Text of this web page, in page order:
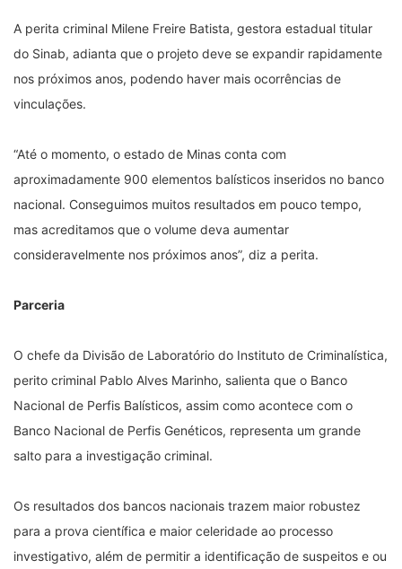
A perita criminal Milene Freire Batista, gestora estadual titular
do Sinab, adianta que o projeto deve se expandir rapidamente
nos próximos anos, podendo haver mais ocorrências de
vinculações.
“Até o momento, o estado de Minas conta com
aproximadamente 900 elementos balísticos inseridos no banco
nacional. Conseguimos muitos resultados em pouco tempo,
mas acreditamos que o volume deva aumentar
consideravelmente nos próximos anos”, diz a perita.
Parceria
O chefe da Divisão de Laboratório do Instituto de Criminalística,
perito criminal Pablo Alves Marinho, salienta que o Banco
Nacional de Perfis Balísticos, assim como acontece com o
Banco Nacional de Perfis Genéticos, representa um grande
salto para a investigação criminal.
Os resultados dos bancos nacionais trazem maior robustez
para a prova científica e maior celeridade ao processo
investigativo, além de permitir a identificação de suspeitos e ou